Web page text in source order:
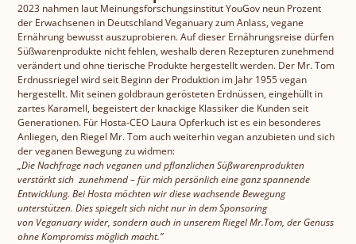
2023 nahmen laut Meinungsforschungsinstitut YouGov neun Prozent
der Erwachsenen in Deutschland Veganuary zum Anlass, vegane
Ernährung bewusst auszuprobieren. Auf dieser Ernährungsreise dürfen
Süßwarenprodukte nicht fehlen, weshalb deren Rezepturen zunehmend
verändert und ohne tierische Produkte hergestellt werden. Der Mr. Tom
Erdnussriegel wird seit Beginn der Produktion im Jahr 1955 vegan
hergestellt. Mit seinen goldbraun gerösteten Erdnüssen, eingehüllt in
zartes Karamell, begeistert der knackige Klassiker die Kunden seit
Generationen. Für Hosta-CEO Laura Opferkuch ist es ein besonderes
Anliegen, den Riegel Mr. Tom auch weiterhin vegan anzubieten und sich
der veganen Bewegung zu widmen:
„Die Nachfrage nach veganen und pflanzlichen Süßwarenprodukten
verstärkt sich zunehmend – für mich persönlich eine ganz spannende
Entwicklung. Bei Hosta möchten wir diese wachsende Bewegung
unterstützen. Dies spiegelt sich nicht nur in dem Sponsoring
von Veganuary wider, sondern auch in unserem Riegel Mr.Tom, der Genuss
ohne Kompromiss möglich macht.”